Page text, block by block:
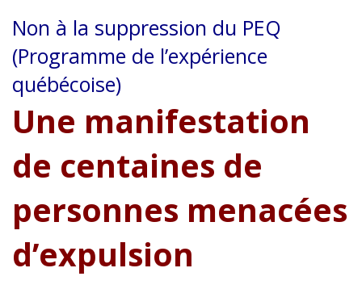
Non à la suppression du PEQ
(Programme de l’expérience
québécoise)
Une manifestation
de centaines de
personnes menacées
d’expulsion